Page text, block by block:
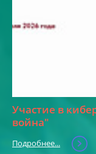
Участие в
война"
Подробнее...